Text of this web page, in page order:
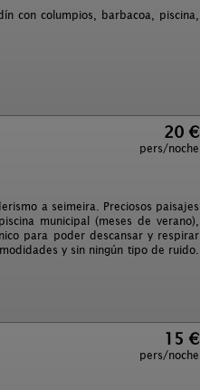
con columpios, barbacoa, piscina,
20 €
pers/noche
a seimeira. Preciosos paisajes
municipal (meses de verano),
para poder descansar y respirar
y sin ningún tipo de ruido.
15 €
pers/noche